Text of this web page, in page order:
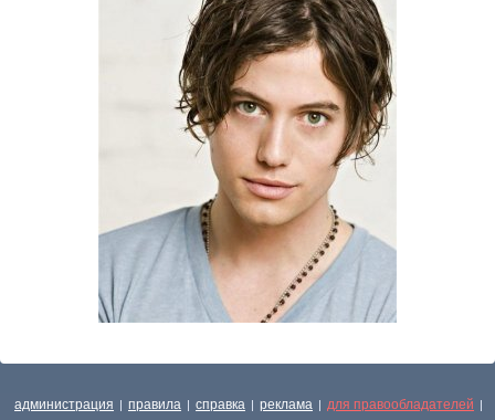
администрация | правила | справка | реклама | для правообладателей |